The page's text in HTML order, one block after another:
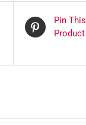
Pin This
Product